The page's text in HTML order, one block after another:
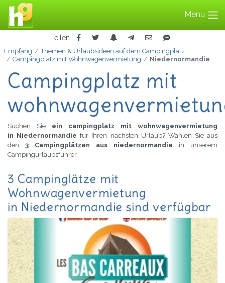
Menu
Teilen
Empfang
Themen & Urlaubsideen auf dem Campingplatz
Campingplatz mit Wohnwagenvermietung
Niedernormandie
Campingplatz mit
Suchen Sie ein campingplatz mit wohnwagenvermietung
in Niedernormandiefür Ihren nächsten Urlaub? Wählen Sie aus
den 3 Campingplätzen aus niedernormandie in unserem
Campingurlaubsführer.
3 Campinglätze mit
Wohnwagenvermietung
in Niedernormandie sind verfügbar